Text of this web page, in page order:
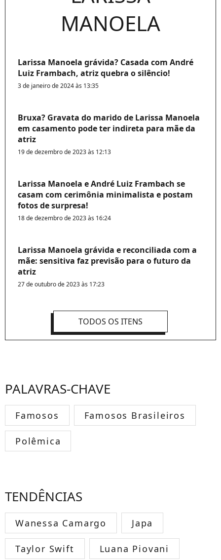
MANOELA
Larissa Manoela grávida? Casada com André
Luiz Frambach, atriz quebra o silêncio!
3 de janeiro de 2024 às 13:35
Bruxa? Gravata do marido de Larissa Manoela
em casamento pode ter indireta para mãe da
atriz
19 de dezembro de 2023 às 12:13
Larissa Manoela e André Luiz Frambach se
casam com cerimônia minimalista e postam
fotos de surpresa!
18 de dezembro de 2023 às 16:24
Larissa Manoela grávida e reconciliada com a
mãe: sensitiva faz previsão para o futuro da
atriz
27 de outubro de 2023 às 17:23
TODOS OS ITENS
PALAVRAS-CHAVE
Famosos Famosos Brasileiros
Polêmica
TENDÊNCIAS
Wanessa Camargo Japa
Taylor Swift Luana Piovani